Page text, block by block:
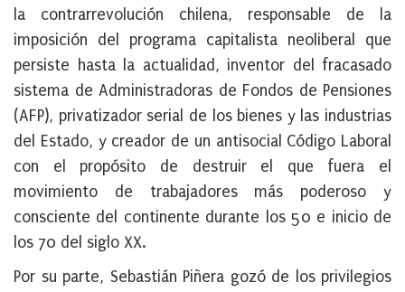
la contrarrevolución chilena, responsable de la
imposición del programa capitalista neoliberal que
persiste hasta la actualidad, inventor del fracasado
sistema de Administradoras de Fondos de Pensiones
(AFP), privatizador serial de los bienes y las industrias
del Estado, y creador de un antisocial Código Laboral
con el propósito de destruir el que fuera el
movimiento de trabajadores más poderoso y
consciente del continente durante los 50 e inicio de
los 70 del siglo XX.
Por su parte, Sebastián Piñera gozó de los privilegios